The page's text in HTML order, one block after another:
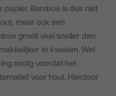
papier. Bamboe is dus niet
maar ook een
groeit veel sneller dan
te kweken. Wel
nodig voordat het
voor hout. Hierdoor